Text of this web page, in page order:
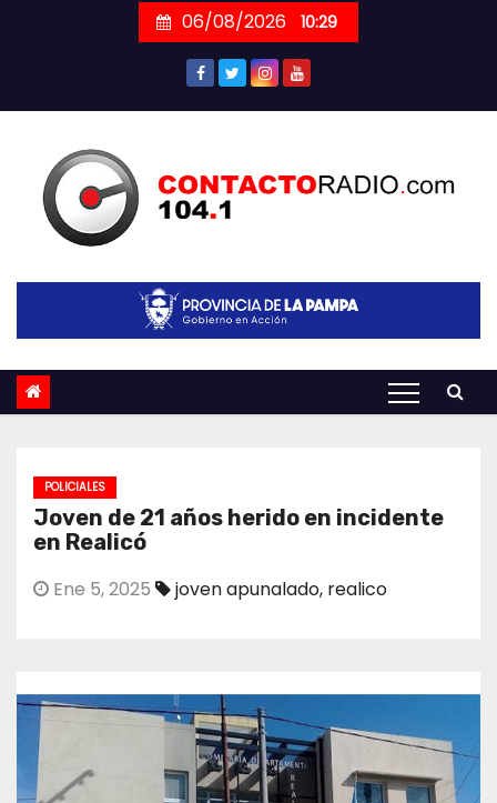
06/08/2026 10:29
POLICIALES
Joven de 21 años herido en incidente
en Realicó
Ene 5, 2025 joven apunalado, realico